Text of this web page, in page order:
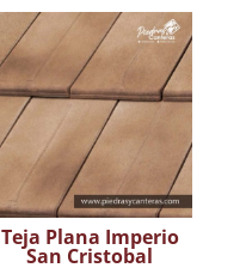
Teja Plana Imperio
San Cristobal